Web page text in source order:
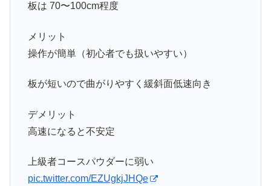
板は 70〜100cm程度
メリット
操作が簡単（初心者でも扱いやすい）
板が短いので曲がりやすく緩斜面低速向き
デメリット
高速になると不安定
上級者コースパウダーに弱い
pic.twitter.com/EZUgkjJHQe